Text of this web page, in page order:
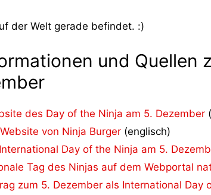
der Welt gerade befindet. :)
und Quellen
des Day of the Ninja am 5. Dezember
von Ninja Burger (englisch)
Day of the Ninja am 5.
Tag des Ninjas auf dem Webportal
zum 5. Dezember als International